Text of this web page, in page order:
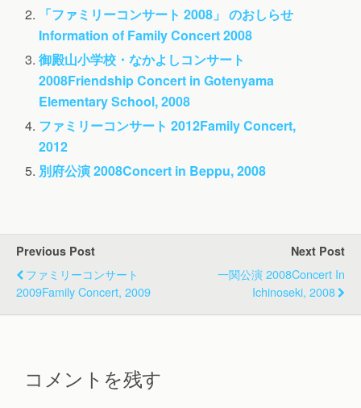
「ファミリーコンサート 2008」 のおしらせ
Information of Family Concert 2008
御殿山小学校・なかよしコンサート
2008Friendship Concert in Gotenyama
Elementary School, 2008
ファミリーコンサート 2012Family Concert,
2012
別府公演 2008Concert in Beppu, 2008
Previous Post
ファミリーコンサート
2009Family Concert, 2009
Next Post
一関公演 2008Concert In
Ichinoseki, 2008
コメントを残す